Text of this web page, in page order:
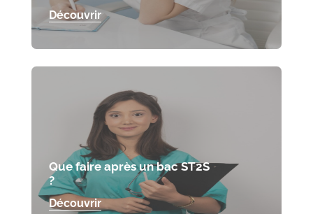
Découvrir
Que faire après un bac ST2S
?
Découvrir